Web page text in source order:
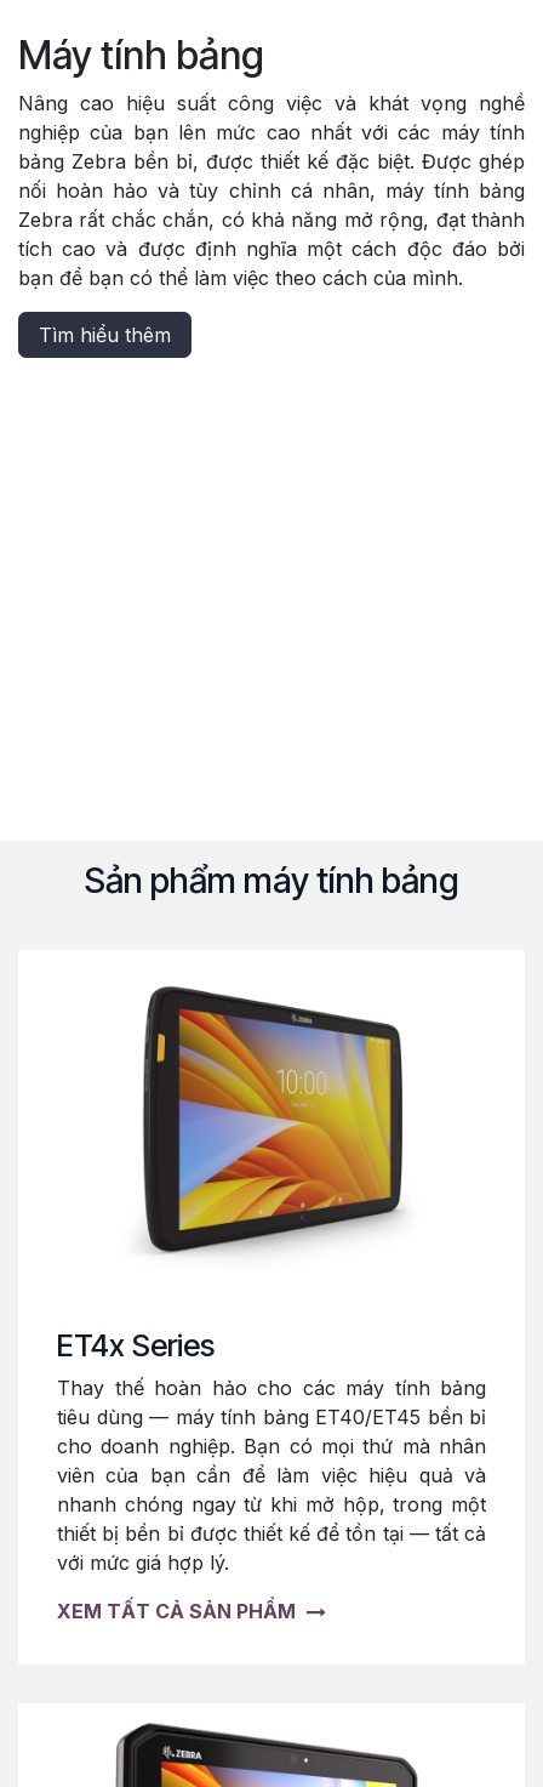
Máy tính bảng
Nâng cao hiệu suất công việc và khát vọng nghề
nghiệp của bạn lên mức cao nhất với các máy tính
bảng Zebra bền bỉ, được thiết kế đặc biệt. Được ghép
nối hoàn hảo và tùy chỉnh cá nhân, máy tính bảng
Zebra rất chắc chắn, có khả năng mở rộng, đạt thành
tích cao và được định nghĩa một cách độc đáo bởi
bạn để bạn có thể làm việc theo cách của mình.
Tìm hiểu thêm
Sản phẩm máy tính bảng
ET4x Series
Thay thế hoàn hảo cho các máy tính bảng
tiêu dùng — máy tính bảng ET40/ET45 bền bỉ
cho doanh nghiệp. Bạn có mọi thứ mà nhân
viên của bạn cần để làm việc hiệu quả và
nhanh chóng ngay từ khi mở hộp, trong một
thiết bị bền bỉ được thiết kế để tồn tại — tất cả
với mức giá hợp lý.
XEM TẤT CẢ SẢN PHẨM